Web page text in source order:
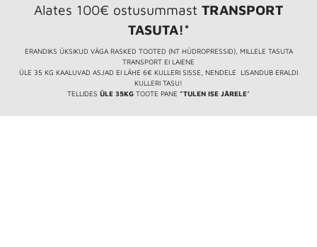
Alates 100€ ostusummast TRANSPORT
TASUTA!*
ERANDIKS ÜKSIKUD VÄGA RASKED TOOTED (NT HÜDROPRESSID), MILLELE TASUTA
TRANSPORT EI LAIENE
ÜLE 35 KG KAALUVAD ASJAD EI LÄHE 6€ KULLERI SISSE, NENDELE LISANDUB ERALDI
KULLERI TASU!
TELLIDES ÜLE 35KG TOOTE PANE ”TULEN ISE JÄRELE”